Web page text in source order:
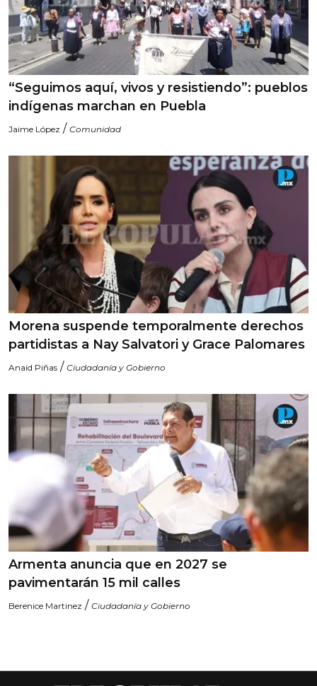
“Seguimos aquí, vivos y resistiendo”: pueblos
indígenas marchan en Puebla
Jaime López / Comunidad
Morena suspende temporalmente derechos
partidistas a Nay Salvatori y Grace Palomares
Anaid Piñas / Ciudadanía y Gobierno
Armenta anuncia que en 2027 se
pavimentarán 15 mil calles
Berenice Martinez / Ciudadanía y Gobierno